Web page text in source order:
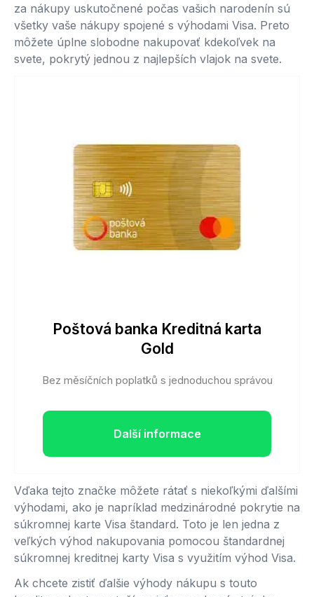
za nákupy uskutočnené počas vašich narodenín sú
všetky vaše nákupy spojené s výhodami Visa. Preto
môžete úplne slobodne nakupovať kdekoľvek na
svete, pokrytý jednou z najlepších vlajok na svete.
Poštová banka Kreditná karta
Gold
Bez měsíčních poplatků s jednoduchou správou
Další informace
Vďaka tejto značke môžete rátať s niekoľkými ďalšími
výhodami, ako je napríklad medzinárodné pokrytie na
súkromnej karte Visa štandard. Toto je len jedna z
veľkých výhod nakupovania pomocou štandardnej
súkromnej kreditnej karty Visa s využitím výhod Visa.
Ak chcete zistiť ďalšie výhody nákupu s touto